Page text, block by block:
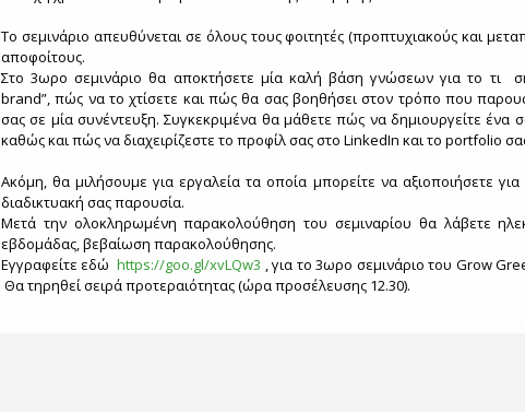
Το σεμινάριο απευθύνεται σε όλους τους φοιτητές (προπτυχιακούς και
αποφοίτους.
Στο 3ωρο σεμινάριο θα αποκτήσετε μία καλή βάση γνώσεων για το τι
brand”, πώς να το χτίσετε και πώς θα σας βοηθήσει στον τρόπο που
σας σε μία συνέντευξη. Συγκεκριμένα θα μάθετε πώς να δημιουργείτε ένα
καθώς και πώς να διαχειρίζεστε το προφίλ σας στο LinkedIn και το portfolio
Ακόμη, θα μιλήσουμε για εργαλεία τα οποία μπορείτε να αξιοποιήσετε
διαδικτυακή σας παρουσία.
Μετά την ολοκληρωμένη παρακολούθηση του σεμιναρίου θα λάβετε
εβδομάδας, βεβαίωση παρακολούθησης.
Εγγραφείτε εδώhttps://goo.gl/xvLQw3 , για το 3ωρο σεμινάριο του Grow
Θα τηρηθεί σειρά προτεραιότητας (ώρα προσέλευσης 12.30).